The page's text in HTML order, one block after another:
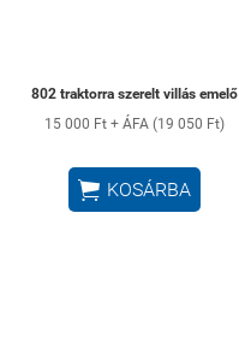
802 traktorra szerelt villás emelő
15 000 Ft + ÁFA (19 050 Ft)
 KOSÁRBA